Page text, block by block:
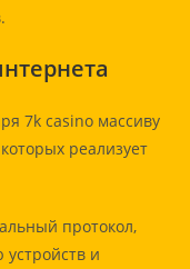
7k casino массиву
реализует
протокол,
и